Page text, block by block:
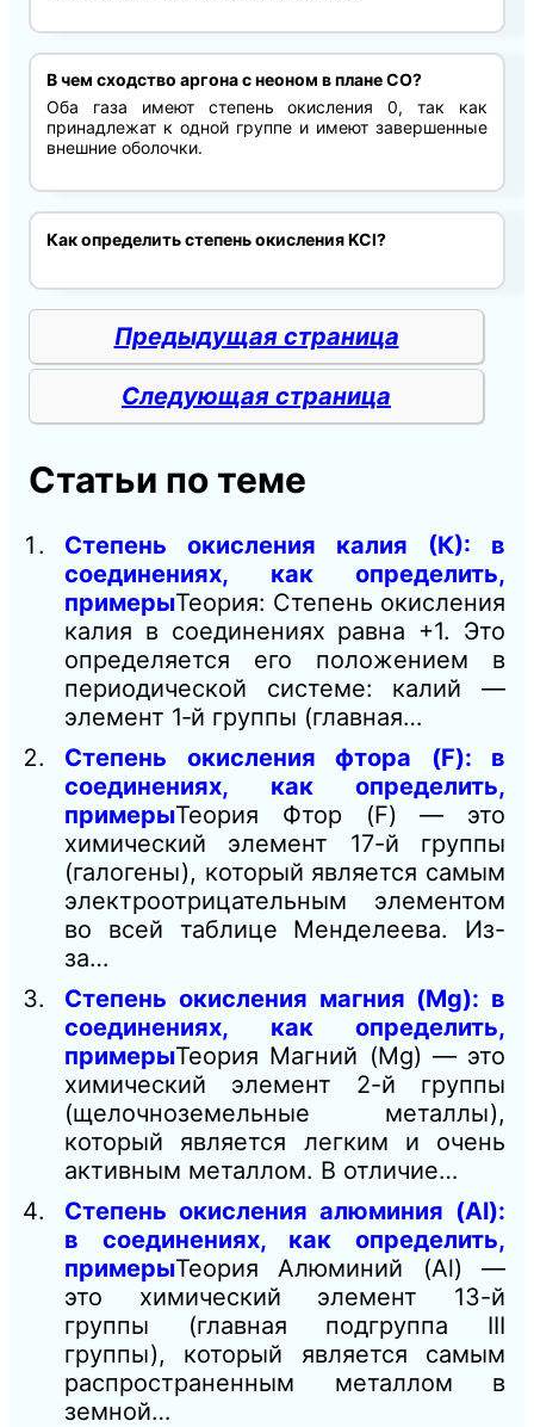
В чем сходство аргона с неоном в плане СО?
Оба газа имеют степень окисления 0, так как
принадлежат к одной группе и имеют завершенные
внешние оболочки.
Как определить степень окисления KCl?
Предыдущая страница
Следующая страница
Статьи по теме
Степень окисления калия (К): в
соединениях, как определить,
примерыТеория: Степень окисления
калия в соединениях равна +1. Это
определяется его положением в
периодической системе: калий —
элемент 1‑й группы (главная…
Степень окисления фтора (F): в
соединениях, как определить,
примерыТеория Фтор (F) — это
химический элемент 17-й группы
(галогены), который является самым
электроотрицательным элементом
во всей таблице Менделеева. Из-
за…
Степень окисления магния (Mg): в
соединениях, как определить,
примерыТеория Магний (Mg) — это
химический элемент 2-й группы
(щелочноземельные металлы),
который является легким и очень
активным металлом. В отличие…
Степень окисления алюминия (Al):
в соединениях, как определить,
примерыТеория Алюминий (Al) —
это химический элемент 13-й
группы (главная подгруппа III
группы), который является самым
распространенным металлом в
земной…